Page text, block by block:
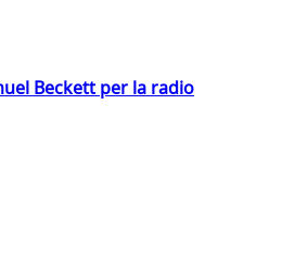
Beckett per la radio